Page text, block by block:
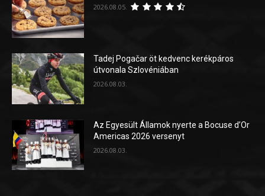
2026.08.05.
Tadej Pogačar öt kedvenc kerékpáros
útvonala Szlovéniában
2026.08.03.
Az Egyesült Államok nyerte a Bocuse d’Or
Americas 2026 versenyt
2026.08.03.